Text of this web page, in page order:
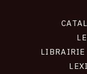
LIBRAIRIE